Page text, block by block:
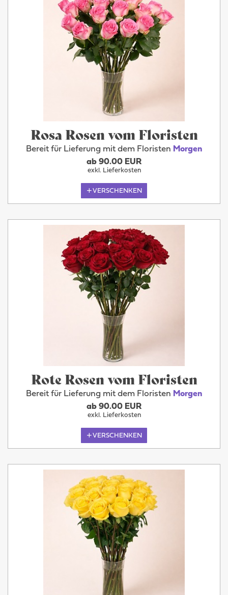
Rosa Rosen vom Floristen
Bereit für Lieferung mit dem Floristen Morgen
ab 90.00 EUR
exkl. Lieferkosten
VERSCHENKEN
Rote Rosen vom Floristen
Bereit für Lieferung mit dem Floristen Morgen
ab 90.00 EUR
exkl. Lieferkosten
VERSCHENKEN